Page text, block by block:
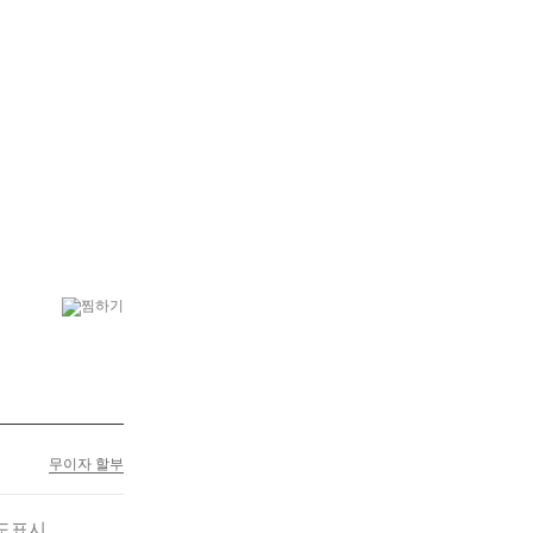
무이자 할부
표시